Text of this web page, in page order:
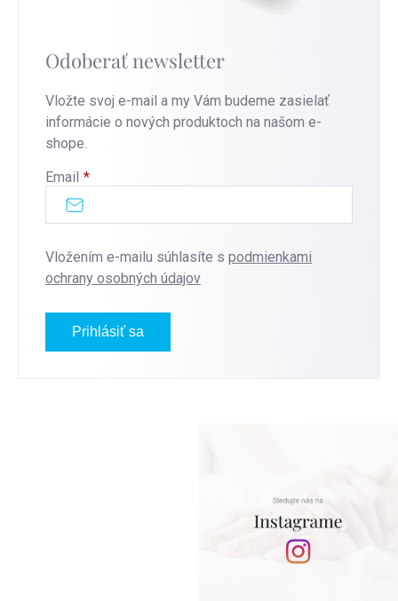
Odoberať newsletter
Vložte svoj e-mail a my Vám budeme zasielať
informácie o nových produktoch na našom e-
shope.
Email
Vložením e-mailu súhlasíte s podmienkami
ochrany osobných údajov
Prihlásiť sa